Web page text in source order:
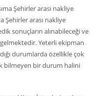
Şehirler arası nakliye
sonuçların alınabileceği ve
Yeterli ekipman
durumlarda özellikle çok
bilmeyen bir durum halini